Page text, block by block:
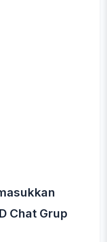
Chat Grup